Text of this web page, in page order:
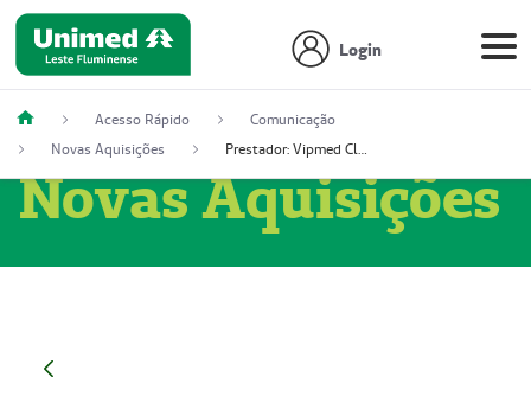
Login
Acesso Rápido
Comunicação
Novas Aquisições
Prestador: Vipmed Clínica Geral Ltda, 51004349-0 (Nome Fantasia: Policlínica Master)
Novas Aquisições